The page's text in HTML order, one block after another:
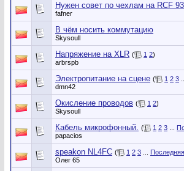
Нужен совет по чехлам на RCF
fafner
В чём носить коммутацию
Skysoull
Напряжение на XLR ( 1 2)
arbrspb
Электропитание на сцене ( 1 2 3
dmn42
Окисление проводов ( 1 2)
Skysoull
Кабель микрофонный. ( 1 2 3
papacios
speakon NL4FC ( 1 2 3
Олег 65